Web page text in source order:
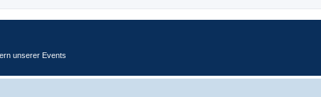
unserer Events